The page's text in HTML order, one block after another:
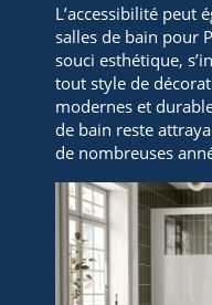
L’accessibilité peut
salles de bain pour
souci esthétique,
tout style de
modernes et
de bain reste
de nombreuses